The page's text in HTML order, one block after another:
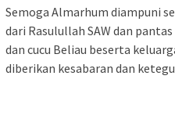
Semoga Almarhum diampuni
dari Rasulullah SAW dan
dan cucu Beliau beserta
diberikan kesabaran dan